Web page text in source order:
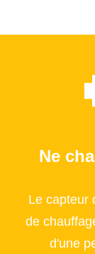
Ne
Le capteur
de
d'une